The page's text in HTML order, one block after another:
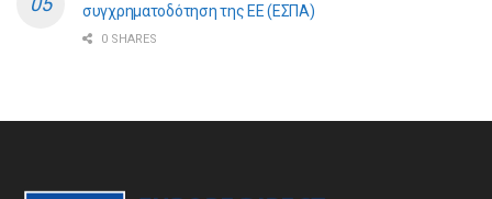
συγχρηματοδότηση της ΕE (ΕΣΠΑ)
0 SHARES